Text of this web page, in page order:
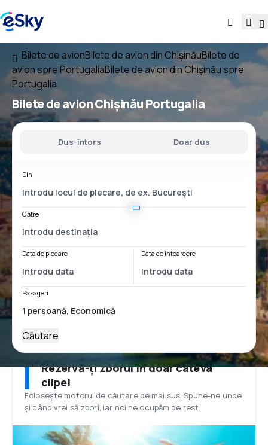
Bilete de avionBilete de avion din ChișinăuBilete de
avion spre PortugaliaBilete de avion din Chișinău spre
Portugalia
Bilete de avionChișinău Portugalia
Dus-întors Doar dus
Din
Către
Data de plecare Data de întoarcere
Pasageri
Căutare
Rezervă-ți zborul în doar câteva
clipe!
Folosește motorul de căutare de mai sus. Spune-ne unde
și când vrei să zbori, iar noi ne ocupăm de rest.